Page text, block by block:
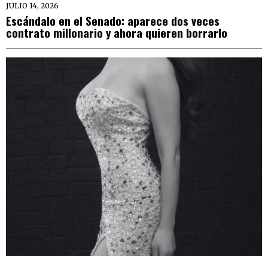
JULIO 14, 2026
Escándalo en el Senado: aparece dos veces
contrato millonario y ahora quieren borrarlo